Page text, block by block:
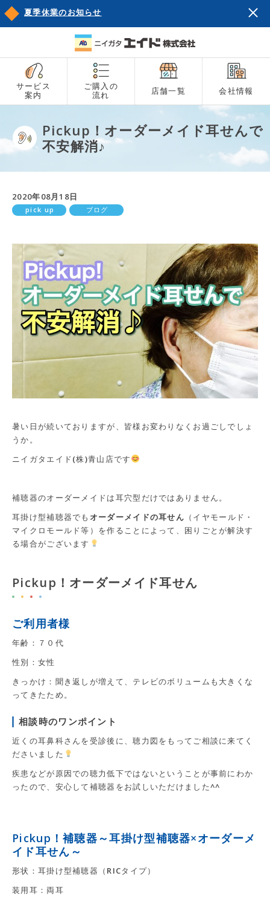
夏季休業のお知らせ
サービス
案内
ご購入の
流れ
店舗一覧 会社情報
Pickup！オーダーメイド耳せんで
不安解消♪
2020年08月18日
pick up ブログ
暑い日が続いておりますが、皆様お変わりなくお過ごしでしょ
うか。
ニイガタエイド(株)青山店です
補聴器のオーダーメイドは耳穴型だけではありません。
耳掛け型補聴器でも オーダーメイドの耳せん （イヤモールド・
マイクロモールド等）を作ることによって、困りごとが解決す
る場合がございます
Pickup！オーダーメイド耳せん
ご利用者様
年齢：７０代
性別：女性
きっかけ：聞き返しが増えて、テレビのボリュームも大きくな
ってきたため。
相談時のワンポイント
近くの耳鼻科さんを受診後に、聴力図をもってご相談に来てく
ださいました
疾患などが原因での聴力低下ではないということが事前にわか
ったので、安心して補聴器をお試しいただけました^^
Pickup！補聴器～耳掛け型補聴器×オーダーメ
イド耳せん～
形状：耳掛け型補聴器（RICタイプ）
装用耳：両耳